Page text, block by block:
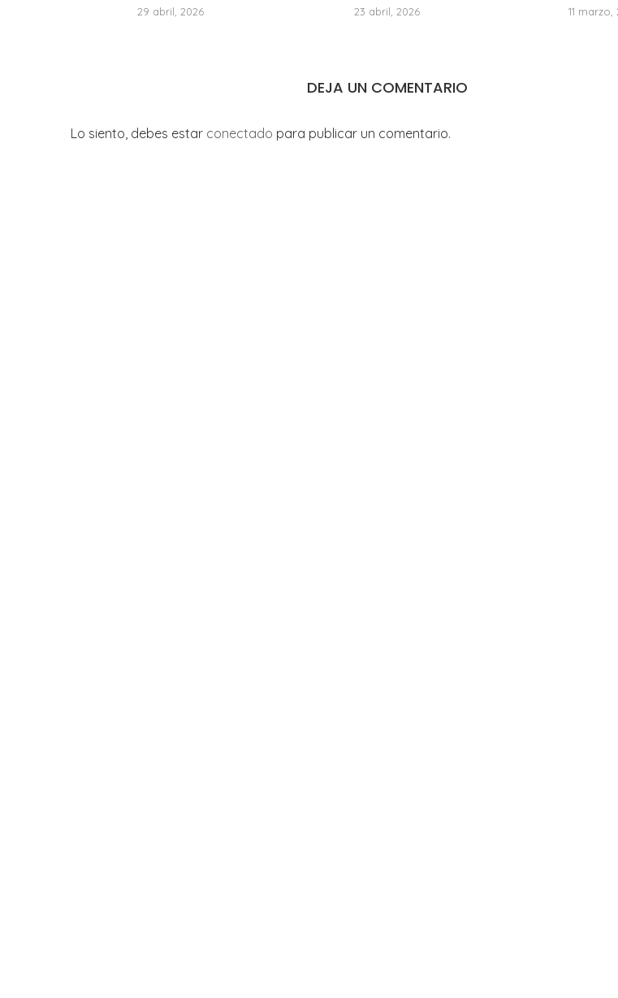
29 abril, 2026 23 abril, 2026 11 marzo,
DEJA UN COMENTARIO
Lo siento, debes estar conectado para publicar un comentario.